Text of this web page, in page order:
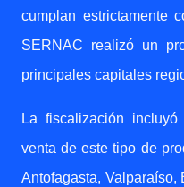
cumplan estrictamente
SERNAC realizó un
principales capitales
La fiscalización
venta de este tipo de
Antofagasta, Valparaíso,